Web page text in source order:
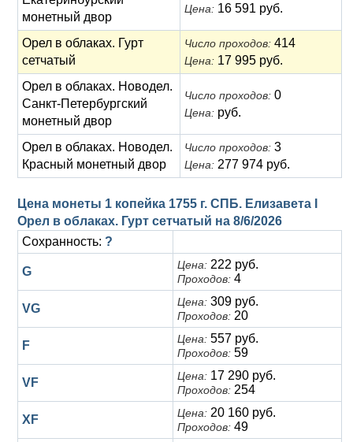
монетный двор
Цена: 16 591 руб.
Орел в облаках. Гурт
сетчатый
Число проходов: 414
Цена: 17 995 руб.
Орел в облаках. Новодел.
Санкт-Петербургский
монетный двор
Число проходов: 0
Цена: руб.
Орел в облаках. Новодел.
Красный монетный двор
Число проходов: 3
Цена: 277 974 руб.
Цена монеты 1 копейка 1755 г. СПБ. Елизавета I
Орел в облаках. Гурт сетчатый на 8/6/2026
Сохранность: ?
G Цена: 222 руб.
Проходов: 4
VG Цена: 309 руб.
Проходов: 20
F Цена: 557 руб.
Проходов: 59
VF Цена: 17 290 руб.
Проходов: 254
XF Цена: 20 160 руб.
Проходов: 49